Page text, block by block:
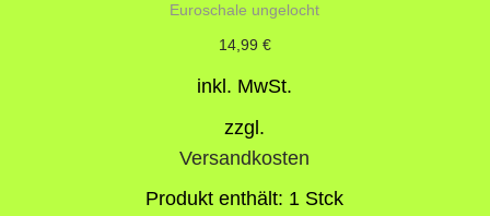
Euroschale ungelocht
14,99 €
inkl. MwSt.
zzgl.
Versandkosten
Produkt enthält: 1 Stck